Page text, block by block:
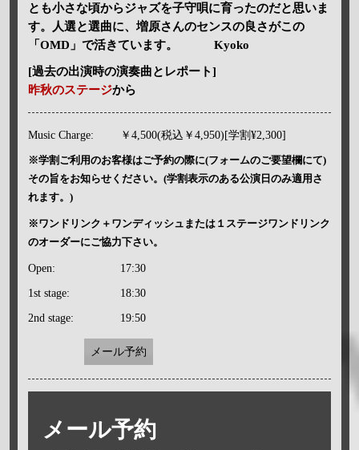
とも小さな頃からジャズを子守唄に育ったのだと思いま
す。人選と選曲に、増原さんのセンスの良さがこの
「OMD」で活きています。 Kyoko
[過去の出演時の演奏曲とレポート]
昨秋のステージから
Music Charge: ￥4,500(税込￥4,950)[学割¥2,300]
※学割ご利用のお客様はご予約の際に(フォームのご要望欄にて)
その旨をお知らせください。(学割表示のある公演日のみ適用さ
れます。)
※ワンドリンク＋ワンディッシュまたは１ステージワンドリンク
のオーダーにご協力下さい。
Open: 17:30
1st stage: 18:30
2nd stage: 19:50
メール予約
メール予約